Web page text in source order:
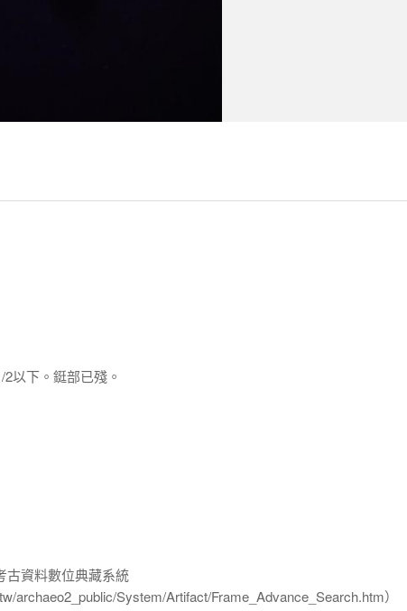
以下。鋌部已殘。
古資料數位典藏系統
archaeo2_public/System/Artifact/Frame_Advance_Search.htm）